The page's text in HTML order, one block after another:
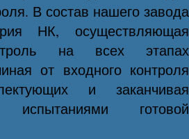
В состав нашего завода
НК, осуществляющая
на всех этапах
от входного контроля
и заканчивая
испытаниями готовой